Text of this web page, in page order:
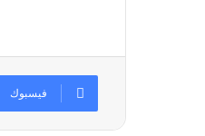
فيسبوك